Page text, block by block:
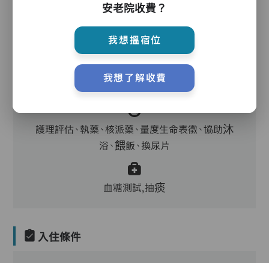
主管,助理員,護理員,保健員,營養師,護士,物理治
療師,職業治療師,註冊社工,到診醫生,中醫
護理評估、執藥、核派藥、量度生命表徵、協助沐
浴、餵飯、換尿片
血糖測試,抽痰
入住條件
安老院收費？
我想搵宿位
我想了解收費